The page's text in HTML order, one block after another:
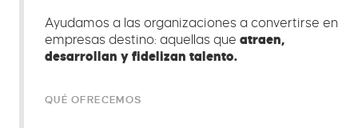
Ayudamos a las organizaciones a convertirse en
empresas destino: aquellas queatraen,
desarrollan y fidelizan talento.
QUÉ OFRECEMOS